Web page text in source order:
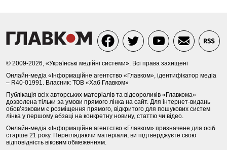
© 2009-2026, «Українські медійні системи». Всі права захищені
Онлайн-медіа «Інформаційне агентство «Главком», ідентифікатор медіа
– R40-01991. Власник: ТОВ «Хаб Главком»
Публікація всіх авторських матеріалів та відеороликів «Главкома»
дозволена тільки за умови прямого лінка на сайт. Для інтернет-видань
обов’язковим є розміщення прямого, відкритого для пошукових систем
лінка у першому абзаці на конкретну новину, статтю чи відео.
Онлайн-медіа «Інформаційне агентство «Главком» призначене для осіб
старше 21 року. Переглядаючи матеріали, ви підтверджуєте свою
відповідність віковим обмеженням.